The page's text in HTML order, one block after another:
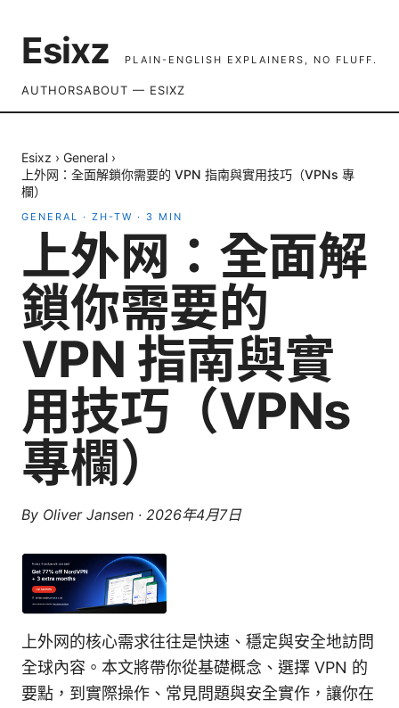
Esixz PLAIN-ENGLISH EXPLAINERS, NO FLUFF.
AUTHORSABOUT — ESIXZ
Esixz › General ›
上外网：全面解鎖你需要的 VPN 指南與實用技巧（VPNs 專
欄）
GENERAL · ZH-TW · 3 MIN
上外网：全面解
鎖你需要的
VPN 指南與實
用技巧（VPNs
專欄）
By Oliver Jansen · 2026年4月7日
上外网的核心需求往往是快速、穩定與安全地訪問
全球內容。本文將帶你從基礎概念、選擇 VPN 的
要點，到實際操作、常見問題與安全實作，讓你在